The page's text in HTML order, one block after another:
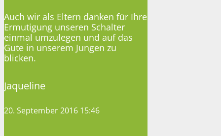
Auch wir als Eltern danken für Ihre
Ermutigung unseren Schalter
einmal umzulegen und auf das
Gute in unserem Jungen zu
blicken.
Jaqueline
20. September 2016 15:46